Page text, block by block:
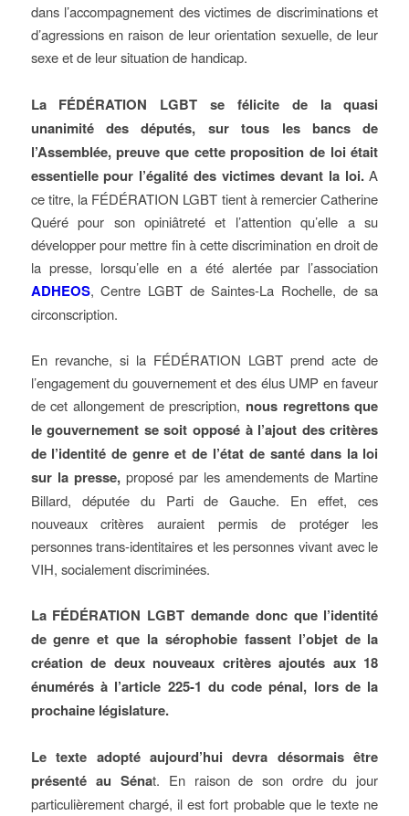
dans l’accompagnement des victimes de discriminations et
d’agressions en raison de leur orientation sexuelle, de leur
sexe et de leur situation de handicap.
La FÉDÉRATION LGBT se félicite de la quasi
unanimité des députés, sur tous les bancs de
l’Assemblée, preuve que cette proposition de loi était
essentielle pour l’égalité des victimes devant la loi.A
ce titre, la FÉDÉRATION LGBT tient à remercier Catherine
Quéré pour son opiniâtreté et l’attention qu’elle a su
développer pour mettre fin à cette discrimination en droit de
la presse, lorsqu’elle en a été alertée par l’association
ADHEOS, Centre LGBT de Saintes-La Rochelle, de sa
circonscription.
En revanche, si la FÉDÉRATION LGBT prend acte de
l’engagement du gouvernement et des élus UMP en faveur
de cet allongement de prescription, nous regrettons que
le gouvernement se soit opposé à l’ajout des critères
de l’identité de genre et de l’état de santé dans la loi
sur la presse,proposé par les amendements de Martine
Billard, députée du Parti de Gauche. En effet, ces
nouveaux critères auraient permis de protéger les
personnes trans-identitaires et les personnes vivant avec le
VIH, socialement discriminées.
La FÉDÉRATION LGBT demande donc que l’identité
de genre et que la sérophobie fassent l’objet de la
création de deux nouveaux critères ajoutés aux 18
énumérés à l’article 225-1 du code pénal, lors de la
prochaine législature.
Le texte adopté aujourd’hui devra désormais être
présenté au Sénat. En raison de son ordre du jour
particulièrement chargé, il est fort probable que le texte ne